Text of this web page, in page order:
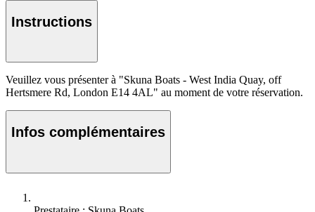
Instructions
Veuillez vous présenter à "Skuna Boats - West India Quay, off
Hertsmere Rd, London E14 4AL" au moment de votre réservation.
Infos complémentaires